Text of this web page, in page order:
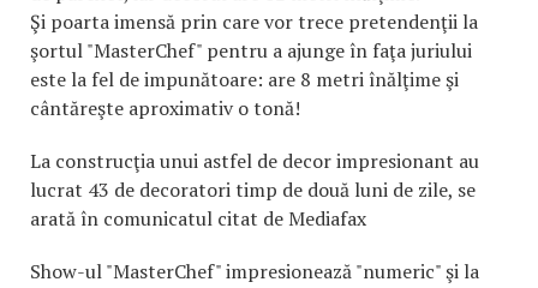
Şi poarta imensă prin care vor trece pretendenţii la
şortul "MasterChef" pentru a ajunge în faţa juriului
este la fel de impunătoare: are 8 metri înălţime şi
cântăreşte aproximativ o tonă!
La construcţia unui astfel de decor impresionant au
lucrat 43 de decoratori timp de două luni de zile, se
arată în comunicatul citat de Mediafax
Show-ul "MasterChef" impresionează "numeric" şi la